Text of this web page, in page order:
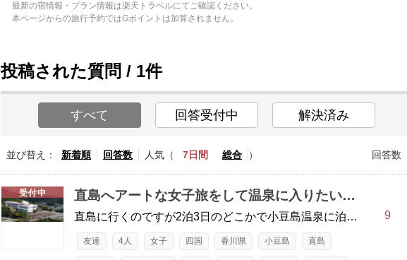
最新の宿情報・プラン情報は楽天トラベルにてご確認ください。
本ページからの旅行予約ではGポイントは加算されません。
投稿された質問 / 1件
すべて 回答受付中 解決済み
並び替え： 新着順 回答数 人気（ 7日間 総合 ） 回答数
受付中 直島へアートな女子旅をして温泉に入りたい。小豆島で部屋食が出来るホテルや旅館を教えて
直島に行くのですが2泊3日のどこかで小豆島温泉に泊まりたいです。4人の女子旅なのですが、ちょっと贅沢して部屋食が出来る温泉宿を考えているのですが、そんなことが出来るホテルや教えて下さい。4人一緒の部屋が希望ですが、難しいようならツインの2部屋でも良いです。
友達 4人 女子 四国 香川県 小豆島 直島
9